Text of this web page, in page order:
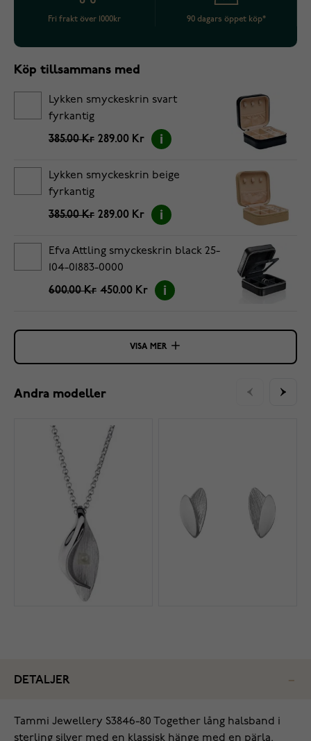
Fri frakt över 1000kr 90 dagars öppet köp*
Köp tillsammans med
Lykken smyckeskrin svart
fyrkantig
385.00 Kr 289.00 Kr
Lykken smyckeskrin beige
fyrkantig
385.00 Kr 289.00 Kr
Efva Attling smyckeskrin black 25-
104-01883-0000
600.00 Kr 450.00 Kr
VISA MER
Andra modeller
DETALJER
‌Tammi Jewellery S3846-80 Together lång halsband i
sterling silver med en klassisk hänge med en pärla.